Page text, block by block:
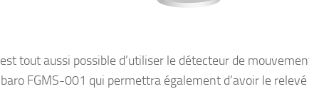
tout aussi possible d’utiliser le détecteur de
FGMS-001 qui permettra également d’avoir le relevé